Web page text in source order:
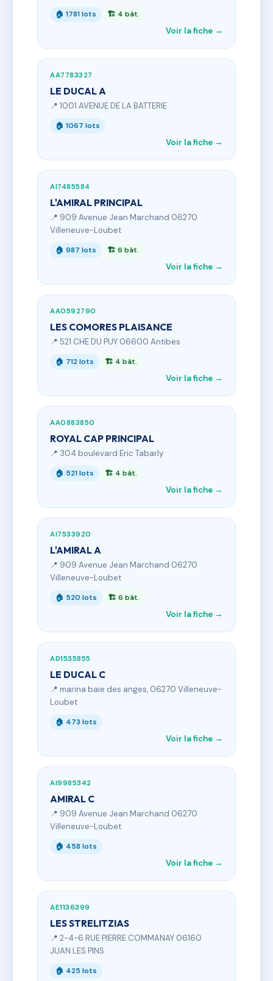
🏠 1781 lots 🏗 4 bât.
Voir la fiche →
AA7783327
LE DUCAL A
📍 1001 AVENUE DE LA BATTERIE
🏠 1067 lots
Voir la fiche →
AI7485584
L'AMIRAL PRINCIPAL
📍 909 Avenue Jean Marchand 06270
Villeneuve-Loubet
🏠 987 lots 🏗 6 bât.
Voir la fiche →
AA0592790
LES COMORES PLAISANCE
📍 521 CHE DU PUY 06600 Antibes
🏠 712 lots 🏗 4 bât.
Voir la fiche →
AA0883850
ROYAL CAP PRINCIPAL
📍 304 boulevard Eric Tabarly
🏠 521 lots 🏗 4 bât.
Voir la fiche →
AI7533920
L'AMIRAL A
📍 909 Avenue Jean Marchand 06270
Villeneuve-Loubet
🏠 520 lots 🏗 6 bât.
Voir la fiche →
AD1535855
LE DUCAL C
📍 marina baie des anges, 06270 Villeneuve-
Loubet
🏠 473 lots
Voir la fiche →
AI9985342
AMIRAL C
📍 909 Avenue Jean Marchand 06270
Villeneuve-Loubet
🏠 458 lots
Voir la fiche →
AE1136399
LES STRELITZIAS
📍 2-4-6 RUE PIERRE COMMANAY 06160
JUAN LES PINS
🏠 425 lots